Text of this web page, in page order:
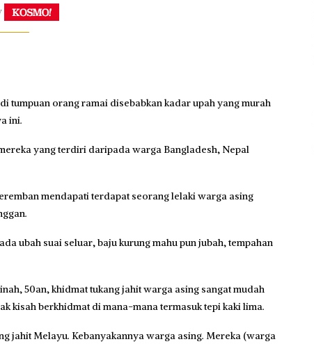
tumpuan orang ramai disebabkan kadar upah yang murah
ini.
yang terdiri daripada warga Bangladesh, Nepal
mendapati terdapat seorang lelaki warga asing
ubah suai seluar, baju kurung mahu pun jubah, tempahan
50an, khidmat tukang jahit warga asing sangat mudah
kisah berkhidmat di mana-mana termasuk tepi kaki lima.
jahit Melayu. Kebanyakannya warga asing. Mereka (warga